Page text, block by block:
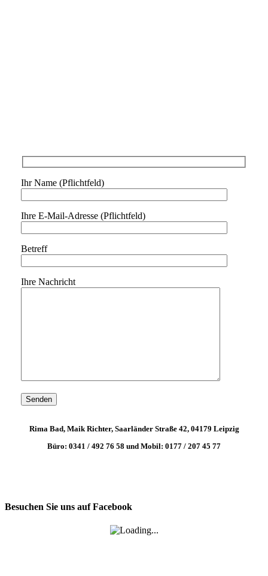
Ihr Name (Pflichtfeld)
Ihre E-Mail-Adresse (Pflichtfeld)
Betreff
Ihre Nachricht
Rima Bad, Maik Richter, Saarländer Straße 42, 04179 Leipzig
Büro: 0341 / 492 76 58 und Mobil: 0177 / 207 45 77
Besuchen Sie uns auf Facebook